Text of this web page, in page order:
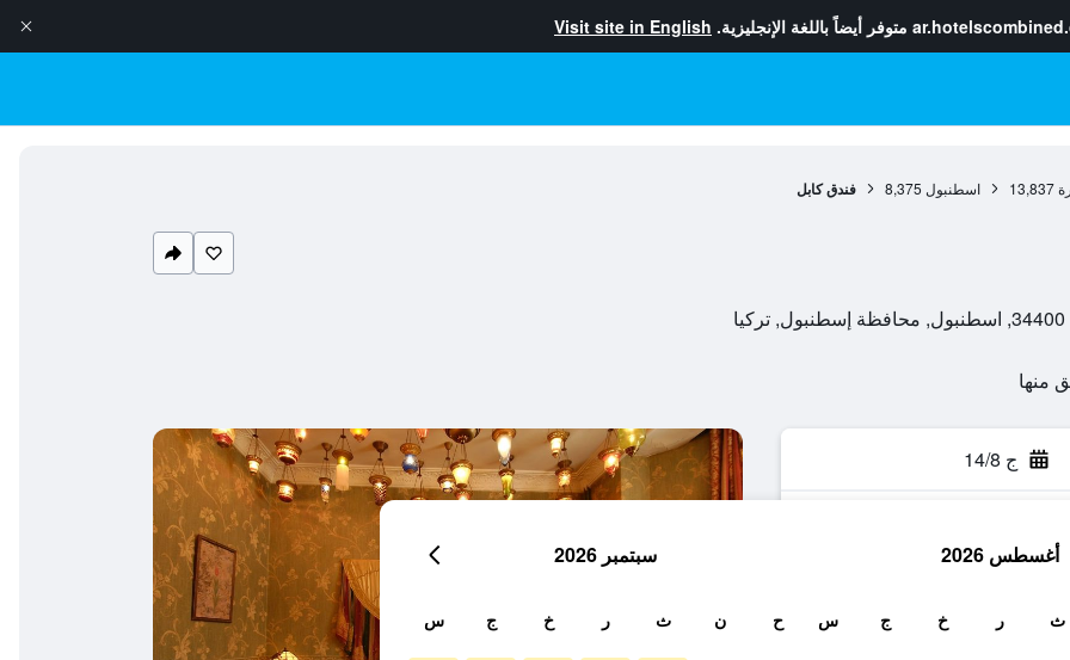
متوفر أيضاً باللغة الإنجليزية. Visit site in English
13,837 اسطنبول 8,375 فندق كابل
ج 14/8
أغسطس 2026
ث ر خ ج س
سبتمبر 2026
ح ن ث ر خ ج س